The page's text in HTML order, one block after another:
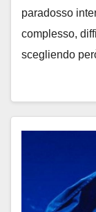
paradosso
complesso,
scegliendo